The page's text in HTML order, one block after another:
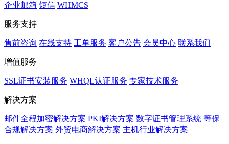
企业邮箱 短信 WHMCS
服务支持
售前咨询 在线支持 工单服务 客户公告 会员中心 联系我们
增值服务
SSL证书安装服务 WHQL认证服务 专家技术服务
解决方案
邮件全程加密解决方案 PKI解决方案 数字证书管理系统 等保
合规解决方案 外贸电商解决方案 主机行业解决方案